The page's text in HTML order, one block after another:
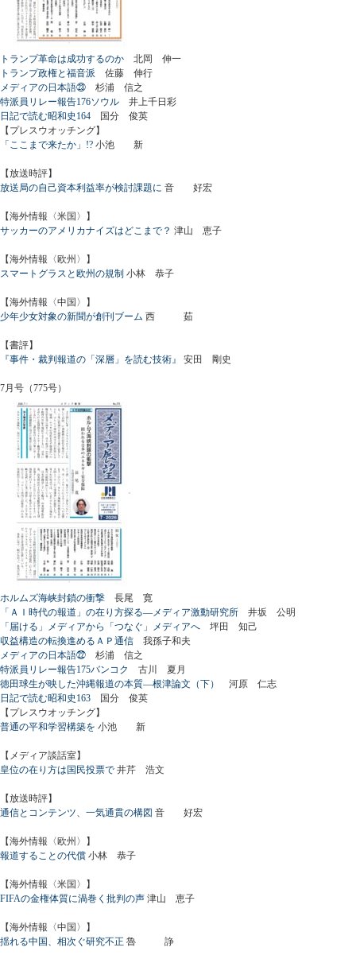
トランプ革命は成功するのか 北岡 伸一
トランプ政権と福音派 佐藤 伸行
メディアの日本語㉓ 杉浦 信之
特派員リレー報告176ソウル 井上千日彩
日記で読む昭和史164 国分 俊英
【プレスウオッチング】
「ここまで来たか」!? 小池 新
【放送時評】
放送局の自己資本利益率が検討課題に 音 好宏
【海外情報〈米国〉】
サッカーのアメリカナイズはどこまで？ 津山 恵子
【海外情報〈欧州〉】
スマートグラスと欧州の規制 小林 恭子
【海外情報〈中国〉】
少年少女対象の新聞が創刊ブーム 西 茹
【書評】
『事件・裁判報道の「深層」を読む技術』
安田 剛史
7月号（775号）
ホルムズ海峡封鎖の衝撃 長尾 寛
「ＡＩ時代の報道」の在り方探る―メディア激動研究所 井坂 公明
「届ける」メディアから「つなぐ」メディアへ 坪田 知己
収益構造の転換進めるＡＰ通信 我孫子和夫
メディアの日本語㉒ 杉浦 信之
特派員リレー報告175バンコク
古川 夏月
徳田球生が映した沖縄報道の本質―根津論文（下）
河原 仁志
日記で読む昭和史163 国分 俊英
【プレスウオッチング】
普通の平和学習構築を 小池 新
【メディア談話室】
皇位の在り方は国民投票で 井芹 浩文
【放送時評】
通信とコンテンツ、一気通貫の構図 音 好宏
【海外情報〈欧州〉】
報道することの代償 小林 恭子
【海外情報〈米国〉】
FIFAの金権体質に渦巻く批判の声 津山 恵子
【海外情報〈中国〉】
揺れる中国、相次ぐ研究不正 魯 諍